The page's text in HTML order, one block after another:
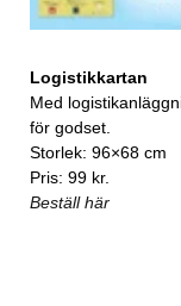
Logistikkartan
Med
för godset.
Storlek: 96×68 cm
Pris: 99 kr.
Beställ här